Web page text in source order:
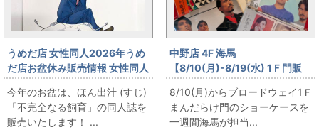
うめだ店 女性同人2026年うめ
だ店お盆休み販売情報 女性同人
誌コーナー ほん出汁 (すじ) 「不
完全なる飼育」をお出します！
今年のお盆は、ほん出汁 (すじ)
「不完全なる飼育」の同人誌を
販売いたします！ ...
中野店 4F 海馬
【8/10(月)-8/19(水) 1Ｆ門販
売】第二回 海馬特選 夏の円盤特
集 YMO出します
8/10(月)からブロードウェイ1Ｆ
まんだらけ門のショーケースを
一週間海馬が担当...